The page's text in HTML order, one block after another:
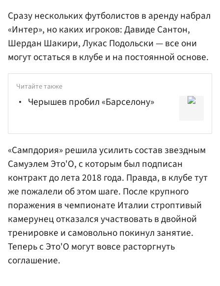
Сразу нескольких футболистов в аренду набрал
«Интер», но каких игроков: Давиде Сантон,
Шердан Шакири, Лукас Подольски — все они
могут остаться в клубе и на постоянной основе.
Читайте также
Черышев пробил «Барселону»
«Сампдория» решила усилить состав звездным
СамуэлемЭто'О, с которым был подписан
контракт до лета 2018 года. Правда, в клубе тут
же пожалели об этом шаге. После крупного
поражения в чемпионате Италии строптивый
камерунец отказался участвовать в двойной
тренировке и самовольно покинул занятие.
Теперь с Это'О могут вовсе расторгнуть
соглашение.